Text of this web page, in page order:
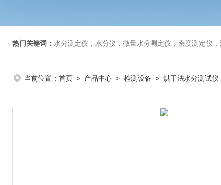
热门关键词： 水分测定仪，水分仪，微量水分测定仪，密度测定仪
当前位置： 首页 > 产品中心 > 检测设备 > 烘干法水分测试仪